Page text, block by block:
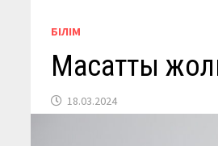
БІЛІМ
Мақсатты
18.03.2024